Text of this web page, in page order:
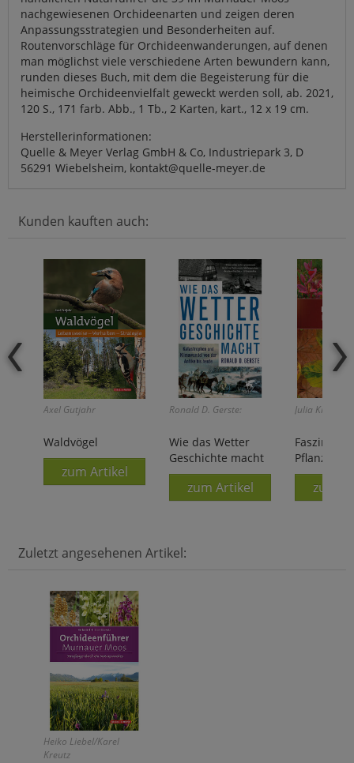
nachgewiesenen Orchideenarten und zeigen deren
Anpassungsstrategien und Besonderheiten auf.
Routenvorschläge für Orchideenwanderungen, auf denen
man möglichst viele verschiedene Arten bewundern kann,
runden dieses Buch, mit dem die Begeisterung für die
heimische Orchideenvielfalt geweckt werden soll, ab. 2021,
120 S., 171 farb. Abb., 1 Tb., 2 Karten, kart., 12 x 19 cm.
Herstellerinformationen:
Quelle & Meyer Verlag GmbH & Co, Industriepark 3, D
56291 Wiebelsheim, kontakt@quelle-meyer.de
Kunden kauften auch:
Axel Gutjahr
Waldvögel
zum Artikel
Ronald D. Gerste:
Wie das Wetter
Geschichte macht
zum Artikel
Julia Kruse:
zum
Zuletzt angesehenen Artikel:
Heiko Liebel/Karel
Kreutz